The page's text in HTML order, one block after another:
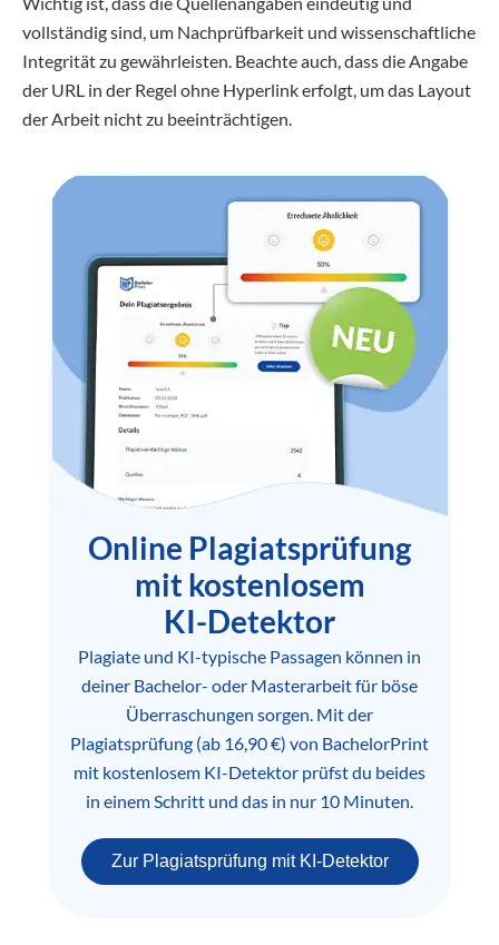
vollständig sind, um Nachprüfbarkeit und wissenschaftliche
Integrität zu gewährleisten. Beachte auch, dass die Angabe
der URL in der Regel ohne Hyperlink erfolgt, um das Layout
der Arbeit nicht zu beeinträchtigen.
Online Plagiatsprüfung
mit kostenlosem
KI-Detektor
Plagiate und KI-typische Passagen können in
deiner Bachelor- oder Masterarbeit für böse
Überraschungen sorgen. Mit der
Plagiatsprüfung (ab 16,90 €) von BachelorPrint
mit kostenlosem KI-Detektor prüfst du beides
in einem Schritt und das in nur 10 Minuten.
Zur Plagiatsprüfung mit KI-Detektor